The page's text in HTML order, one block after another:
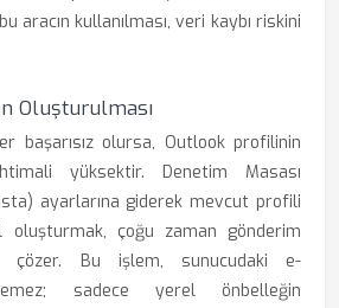
aracın kullanılması, veri kaybı riskini
Oluşturulması
başarısız olursa, Outlook profilinin
yüksektir. Denetim Masası
ayarlarına giderek mevcut profili
çoğu zaman gönderim
çözer. Bu işlem, sunucudaki e-
sadece yerel önbelleğin